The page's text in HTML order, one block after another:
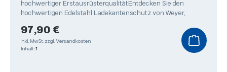
hochwertiger ErstausrüsterqualitätEntdecken Sie den
hochwertigen Edelstahl Ladekantenschutz von Weyer,
Regulärer Preis:
97,90 €
inkl. MwSt. zzgl. Versandkosten
Inhalt: 1